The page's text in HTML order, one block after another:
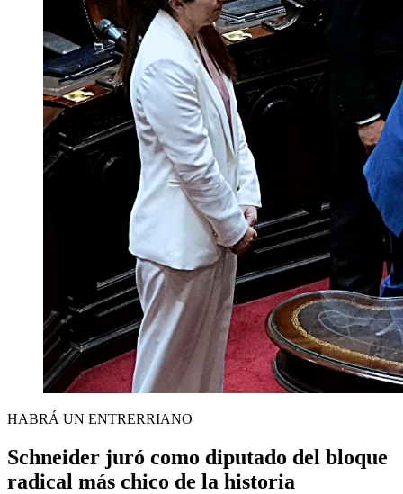
HABRÁ UN ENTRERRIANO
Schneider juró como diputado del bloque
radical más chico de la historia